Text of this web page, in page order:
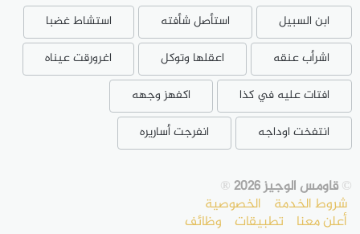
ابن السبيل استأصل شأفته
استشاط غضبا
اشرأب عنقه
اعقلها وتوكل
اغرورقت عيناه
افتات عليه في كذا
اكفهز وجهه
انتفخت اوداجه
انفرجت أساريره
©قاومس الوجيز 2026 ®
شروط الخدمة الخصوصية
أعلن معنا تطبيقات وظائف